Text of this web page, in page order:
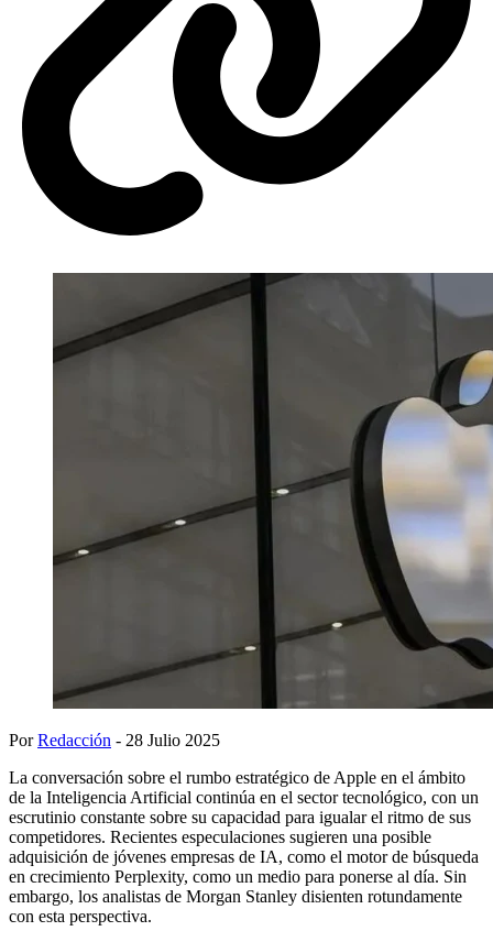
PorRedacción - 28 Julio 2025
La conversación sobre el rumbo estratégico de Apple en el ámbito
de la Inteligencia Artificial continúa en el sector tecnológico, con un
escrutinio constante sobre su capacidad para igualar el ritmo de sus
competidores. Recientes especulaciones sugieren una posible
adquisición de jóvenes empresas de IA, como el motor de búsqueda
en crecimiento Perplexity, como un medio para ponerse al día. Sin
embargo, los analistas de Morgan Stanley disienten rotundamente
con esta perspectiva.